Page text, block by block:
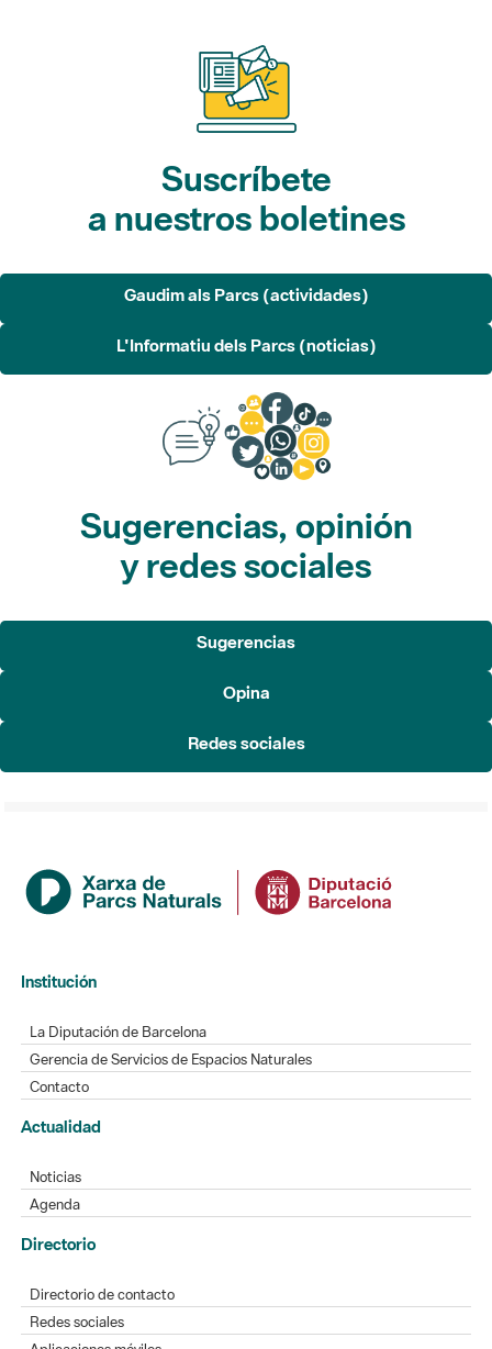
Suscríbete
a nuestros boletines
Gaudim als Parcs (actividades)
L'Informatiu dels Parcs (noticias)
Sugerencias, opinión
y redes sociales
Sugerencias
Opina
Redes sociales
Institución
La Diputación de Barcelona
Gerencia de Servicios de Espacios Naturales
Contacto
Actualidad
Noticias
Agenda
Directorio
Directorio de contacto
Redes sociales